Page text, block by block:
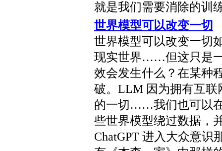
就是我们需要消除的训
世界模型可以改变一切
世界模型可以改变一切
现实世界……但这只是
效会发生什么？在某种
破。LLM 因为拥有互联
的一切……我们也可以
些世界模型绕过数据，
ChatGPT 进入大众意识